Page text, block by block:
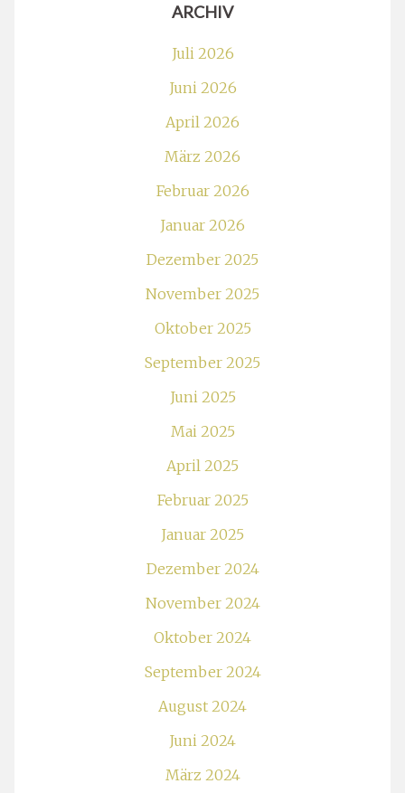
ARCHIV
Juli 2026
Juni 2026
April 2026
März 2026
Februar 2026
Januar 2026
Dezember 2025
November 2025
Oktober 2025
September 2025
Juni 2025
Mai 2025
April 2025
Februar 2025
Januar 2025
Dezember 2024
November 2024
Oktober 2024
September 2024
August 2024
Juni 2024
März 2024